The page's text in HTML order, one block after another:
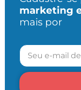
marketing
mais por